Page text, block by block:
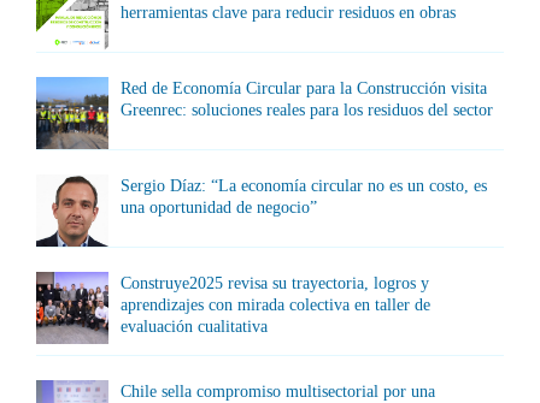
herramientas clave para reducir residuos en obras
Red de Economía Circular para la Construcción visita
Greenrec: soluciones reales para los residuos del sector
Sergio Díaz: “La economía circular no es un costo, es
una oportunidad de negocio”
Construye2025 revisa su trayectoria, logros y
aprendizajes con mirada colectiva en taller de
evaluación cualitativa
Chile sella compromiso multisectorial por una